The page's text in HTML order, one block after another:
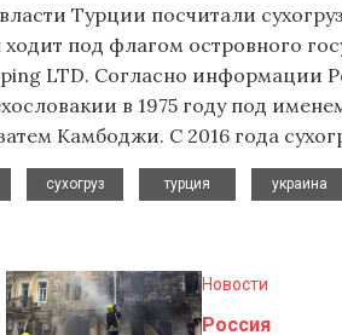
Турции посчитали
под флагом островного
LTD. Согласно информации
в 1975 году под
Камбоджи. С 2016 года
сухогруз
турция
украина
Новости
Россия